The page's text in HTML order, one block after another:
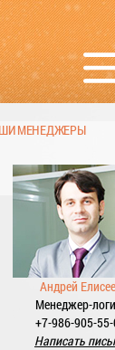
МЕНЕДЖЕРЫ
Елена
Менеджер-
+7-987-298-
Написать